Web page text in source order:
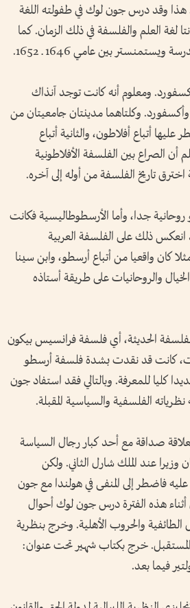
هذا وقد درس جون لوك في طفولته اللغة
لغة العلم والفلسفة في ذلك الزمان. كما
بين عامي 1646 ـ 1652.
ومعلوم أنه كانت توجد آنذاك
وكلتاهما مدينتان جامعيتان من
أتباع أفلاطون، والثانية أتباع
الصراع بين الفلسفة الأفلاطونية
تاريخ الفلسفة من أوله إلى آخره.
روحانية جدا، وأما الأرسطوطاليسية فكانت
انعكس ذلك على الفلسفة العربية
كان واقعيا من أتباع أرسطو، وابن سينا
والروحانيات على طريقة أستاذه
الحديثة، أي فلسفة فرانسيس بيكون
كانت قد نقدت بشدة فلسفة أرسطو
كليا للمعرفة. وبالتالي فقد استفاد جون
الفلسفية والسياسية المقبلة.
صداقة مع أحد كبار رجال السياسة
وزيرا عند الملك شارل الثاني. ولكن
فاضطر إلى المنفى في هولندا مع جون
هذه الفترة درس جون لوك أحوال
الطائفية والحروب الأهلية. وخرج بنظرية
خرج بكتاب شهير تحت عنوان:
فيما بعد.